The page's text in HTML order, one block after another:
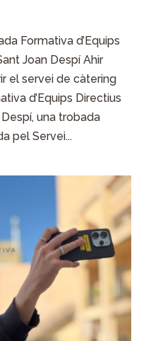
Formativa d’Equips
Joan Despí Ahir
el servei de càtering
d’Equips Directius
una trobada
pel Servei...